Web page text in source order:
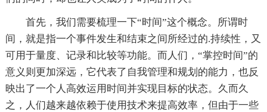
首先，我们需要梳理一下“时间”这个概念。所谓时
间，就是指一个事件发生和结束之间所经过的.持续性，又
可用于量度、记录和比较等功能。而人们，“掌控时间”的
意义则更加深远，它代表了自我管理和规划的能力，也反
映出了一个人高效运用时间并实现目标的状态。久而久
之，人们越来越依赖于使用技术来提高效率，但由于一些